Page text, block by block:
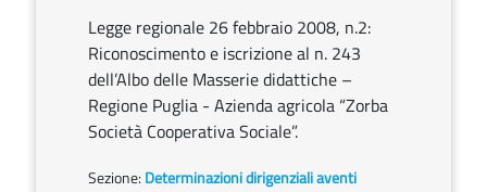
Legge regionale 26 febbraio 2008, n.2:
Riconoscimento e iscrizione al n. 243
dell’Albo delle Masserie didattiche –
Regione Puglia - Azienda agricola “Zorba
Società Cooperativa Sociale”.
Sezione: Determinazioni dirigenziali aventi